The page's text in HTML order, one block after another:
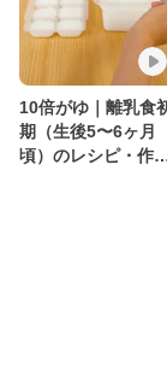
10倍がゆ｜離乳食
期（生後5〜6ヶ月
頃）のレシピ・作